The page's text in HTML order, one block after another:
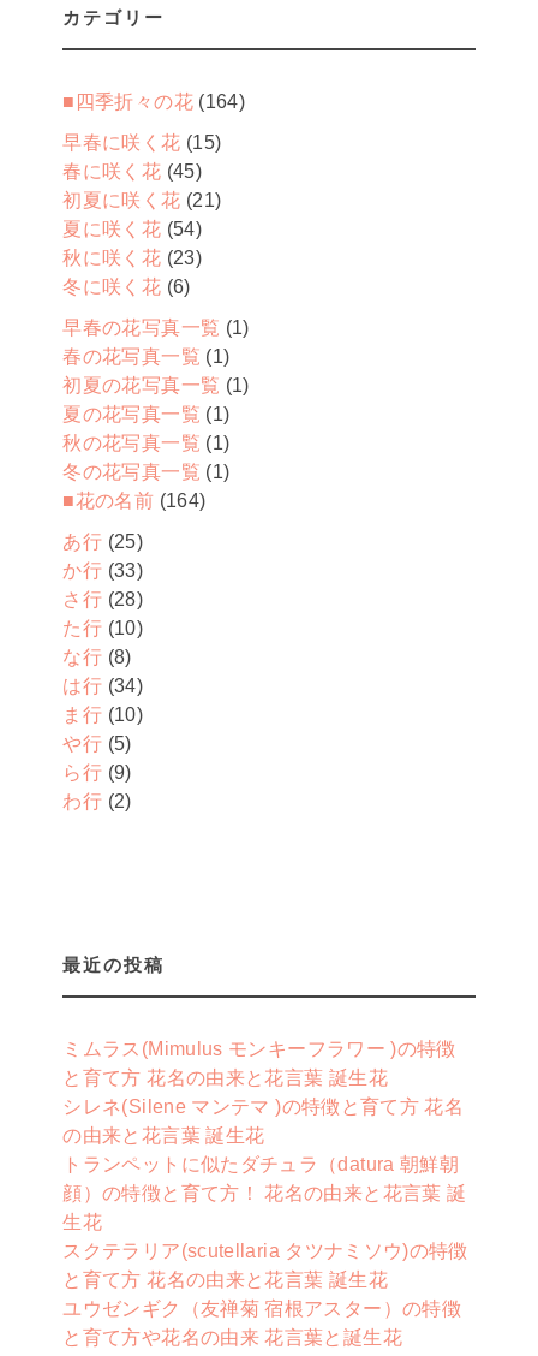
カテゴリー
■四季折々の花(164)
早春に咲く花 (15)
春に咲く花 (45)
初夏に咲く花 (21)
夏に咲く花 (54)
秋に咲く花 (23)
冬に咲く花 (6)
早春の花写真一覧 (1)
春の花写真一覧 (1)
初夏の花写真一覧 (1)
夏の花写真一覧 (1)
秋の花写真一覧 (1)
冬の花写真一覧 (1)
■花の名前 (164)
あ行 (25)
か行 (33)
さ行 (28)
た行 (10)
な行 (8)
は行 (34)
ま行 (10)
や行 (5)
ら行 (9)
わ行 (2)
最近の投稿
ミムラス(Mimulus モンキーフラワー )の特徴
と育て方 花名の由来と花言葉 誕生花
シレネ(Silene マンテマ )の特徴と育て方 花名
の由来と花言葉 誕生花
トランペットに似たダチュラ（datura 朝鮮朝
顔）の特徴と育て方！ 花名の由来と花言葉 誕
生花
スクテラリア(scutellaria タツナミソウ)の特徴
と育て方 花名の由来と花言葉 誕生花
ユウゼンギク（友禅菊 宿根アスター）の特徴
と育て方や花名の由来 花言葉と誕生花